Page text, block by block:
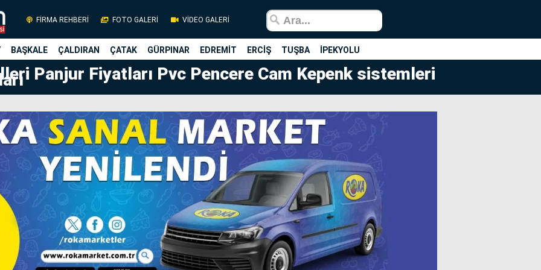
FİRMA REHBERİ FOTO GALERİ VİDEO GALERİ
BAŞKALE ÇALDIRAN ÇATAK GÜRPINAR EDREMİT ERCİŞ TUŞBA İPEKYOLU
Panjur Fiyatları Pvc Pencere Cam Kepenk sistemleri